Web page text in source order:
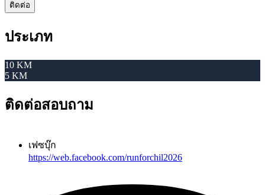
ติดต่อ
ประเภท
10 KM
5 KM
ติดต่อสอบถาม
เฟซบุ๊ก
https://web.facebook.com/runforchil2026